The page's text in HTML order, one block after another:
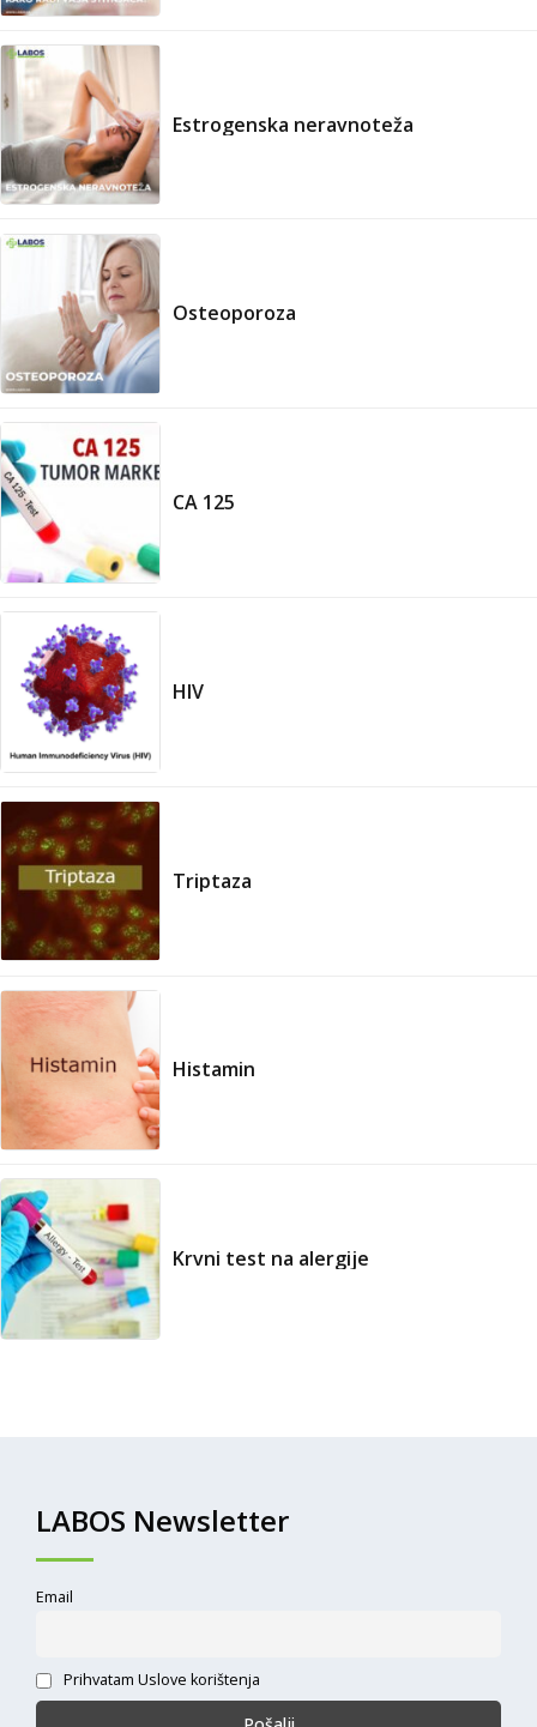
Estrogenska neravnoteža
Osteoporoza
CA 125
HIV
Triptaza
Histamin
Krvni test na alergije
LABOS Newsletter
Email
Prihvatam Uslove korištenja